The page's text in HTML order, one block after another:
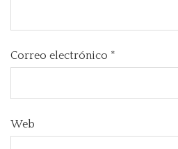
Correo electrónico *
Web